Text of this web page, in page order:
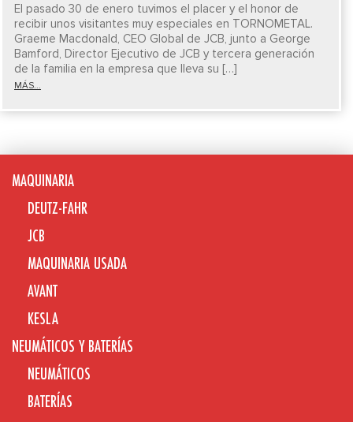
El pasado 30 de enero tuvimos el placer y el honor de
recibir unos visitantes muy especiales en TORNOMETAL.
Graeme Macdonald, CEO Global de JCB, junto a George
Bamford, Director Ejecutivo de JCB y tercera generación
de la familia en la empresa que lleva su […]
MÁS...
MAQUINARIA
DEUTZ-FAHR
JCB
MAQUINARIA USADA
AVANT
KESLA
NEUMÁTICOS Y BATERÍAS
NEUMÁTICOS
BATERÍAS